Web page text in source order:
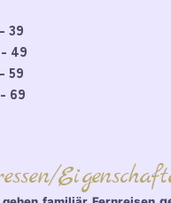
39
49
59
69